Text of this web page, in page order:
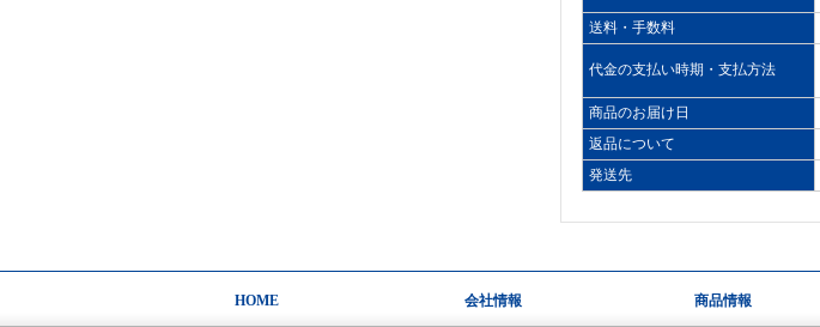
送料・手数料
代金の支払い時期・支払方法
商品のお届け日
返品について
発送先
HOME 会社情報 商品情報